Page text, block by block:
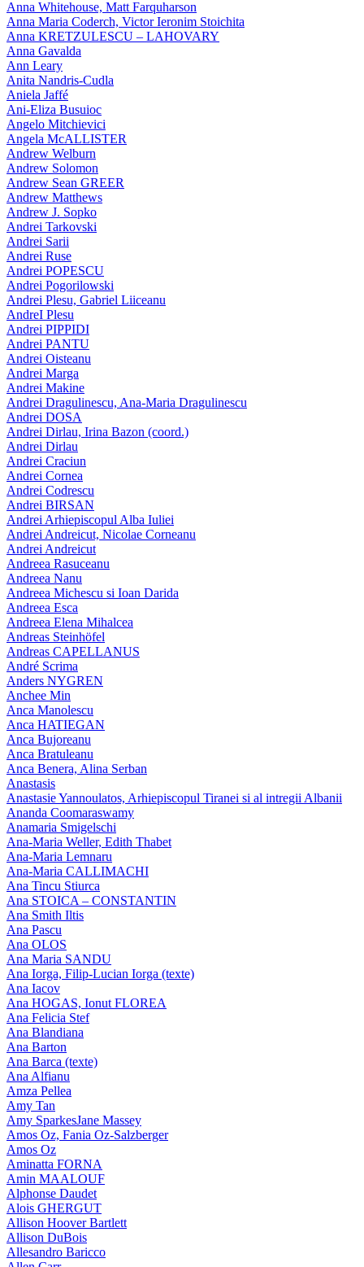
Anna Whitehouse, Matt Farquharson
Anna Maria Coderch, Victor Ieronim Stoichita
Anna KRETZULESCU – LAHOVARY
Anna Gavalda
Ann Leary
Anita Nandris-Cudla
Aniela Jaffé
Ani-Eliza Busuioc
Angelo Mitchievici
Angela McALLISTER
Andrew Welburn
Andrew Solomon
Andrew Sean GREER
Andrew Matthews
Andrew J. Sopko
Andrei Tarkovski
Andrei Sarii
Andrei Ruse
Andrei POPESCU
Andrei Pogorilowski
Andrei Plesu, Gabriel Liiceanu
AndreI Plesu
Andrei PIPPIDI
Andrei PANTU
Andrei Oisteanu
Andrei Marga
Andrei Makine
Andrei Dragulinescu, Ana-Maria Dragulinescu
Andrei DOSA
Andrei Dirlau, Irina Bazon (coord.)
Andrei Dirlau
Andrei Craciun
Andrei Cornea
Andrei Codrescu
Andrei BIRSAN
Andrei Arhiepiscopul Alba Iuliei
Andrei Andreicut, Nicolae Corneanu
Andrei Andreicut
Andreea Rasuceanu
Andreea Nanu
Andreea Michescu si Ioan Darida
Andreea Esca
Andreea Elena Mihalcea
Andreas Steinhöfel
Andreas CAPELLANUS
André Scrima
Anders NYGREN
Anchee Min
Anca Manolescu
Anca HATIEGAN
Anca Bujoreanu
Anca Bratuleanu
Anca Benera, Alina Serban
Anastasis
Anastasie Yannoulatos, Arhiepiscopul Tiranei si al intregii Albanii
Ananda Coomaraswamy
Anamaria Smigelschi
Ana-Maria Weller, Edith Thabet
Ana-Maria Lemnaru
Ana-Maria CALLIMACHI
Ana Tincu Stiurca
Ana STOICA – CONSTANTIN
Ana Smith Iltis
Ana Pascu
Ana OLOS
Ana Maria SANDU
Ana Iorga, Filip-Lucian Iorga (texte)
Ana Iacov
Ana HOGAS, Ionut FLOREA
Ana Felicia Stef
Ana Blandiana
Ana Barton
Ana Barca (texte)
Ana Alfianu
Amza Pellea
Amy Tan
Amy SparkesJane Massey
Amos Oz, Fania Oz-Salzberger
Amos Oz
Aminatta FORNA
Amin MAALOUF
Alphonse Daudet
Alois GHERGUT
Allison Hoover Bartlett
Allison DuBois
Allesandro Baricco